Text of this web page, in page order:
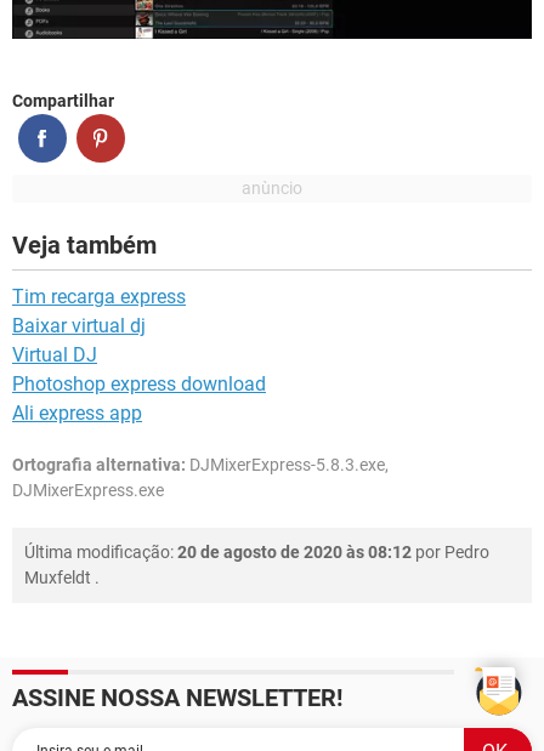
Compartilhar
Veja também
Tim recarga express
Baixar virtual dj
Virtual DJ
Photoshop express download
Ali express app
Ortografia alternativa: DJMixerExpress-5.8.3.exe,
DJMixerExpress.exe
Última modificação:20 de agosto de 2020 às 08:12 por Pedro
Muxfeldt .
ASSINE NOSSA NEWSLETTER!